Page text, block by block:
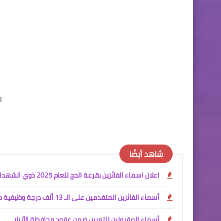
شاهد أيضًا
اعلان اسماء الفائزين بقرعة الحج للعام 2025 ذوي الشهداء
أسماء الفائزين المتقدمين على الـ 13 ألف درجة وظيفية محافظة البصرة